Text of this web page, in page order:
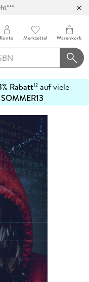
Konto Merkzettel Warenkorb
Rabatt12 auf viele
SOMMER13